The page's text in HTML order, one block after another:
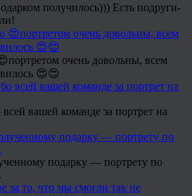
получилось))) Есть подруги-
очень довольны, всем
😍😍
вашей команде за портрет на
подарку — портрету по